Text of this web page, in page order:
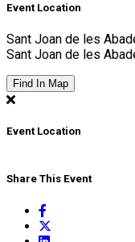
Event Location
Sant Joan de les
Sant Joan de les
Find In Map
Event Location
Share This Event